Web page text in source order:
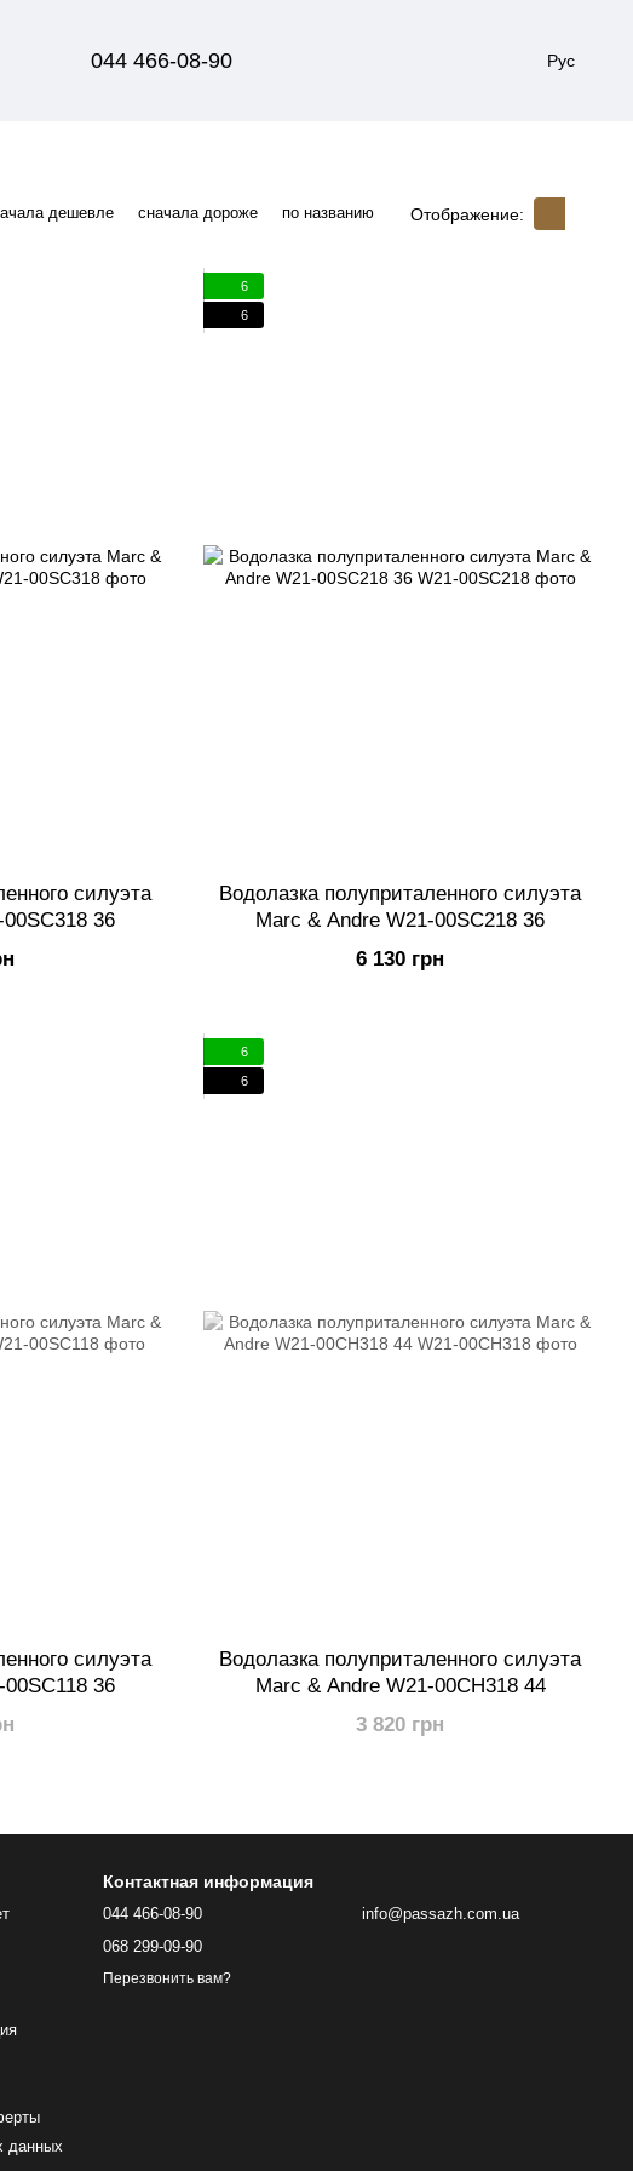
044 466-08-90 Рус
дешевле сначала дороже по названию Отображение:
силуэта
36
6
6
Водолазка полуприталенного силуэта
Marc & Andre W21-00SC218 36
6 130 грн
силуэта
36
6
6
Водолазка полуприталенного силуэта
Marc & Andre W21-00CH318 44
3 820 грн
данных
Контактная информация
044 466-08-90
068 299-09-90
Перезвонить вам?
info@passazh.com.ua